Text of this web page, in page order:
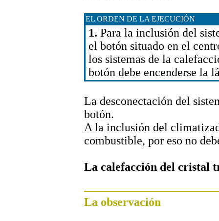
EL ORDEN DE LA EJECUCIÓN
1. Para la inclusión del
el botón situado en el
los sistemas de la
botón debe encenderse la
La desconectación del
botón.
A la inclusión del
combustible, por eso no
La calefacción del cristal
La observación